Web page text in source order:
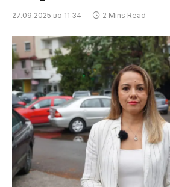
27.09.2025 во 11:34 2 Mins Read